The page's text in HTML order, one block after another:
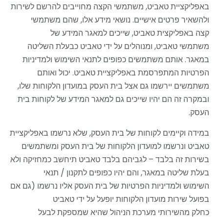
באפליקציית טאביט, משתמשי הקצה מחוייבים להרשם לשירות
ולהשאיר פרטים אישיים. נושאי מידע אלו, שהם משתמשי
קצה באפליקצית טאביט, שייכים למאגר המידע של
משתמשי טאביט, ומנוהלים על ידי טאביט כבעלת השליטה
במאגר. אותם משתמשים כפופים לתנאי השימוש ולמדיניות
הפרטיות המתפרסמת באפליקציית טאביט. יכול ואותם
משתמשים יירשמו גם אצל בית העסק במועדון הלקוחות שלו,
ובמקרה זה הם יהיו שייכים גם למאגר המידע של לקוחות בית
העסק.
במידה וקיימים לקוחות של בית העסק, שלא נרשמו באפליקציית
טאביט ונרשמו למועדון הלקוחות של בית העסק ומשתמשים
בשירות זה בלבד – לגביהם בלבד טאביט תיחשב כמחזיקה ולא
בעלת שליטה במאגר, והם יהיו כפופים לתקנון / תנאי
השימוש ולמדיניות הפרטיות של בית העסק אליו נרשמו (גם אם
בפועל שירות מועדון הלקוחות יופעל על ידי טאביט
כחלק מהשירותי מערכת הניהול שהיא שמספקת לבעל